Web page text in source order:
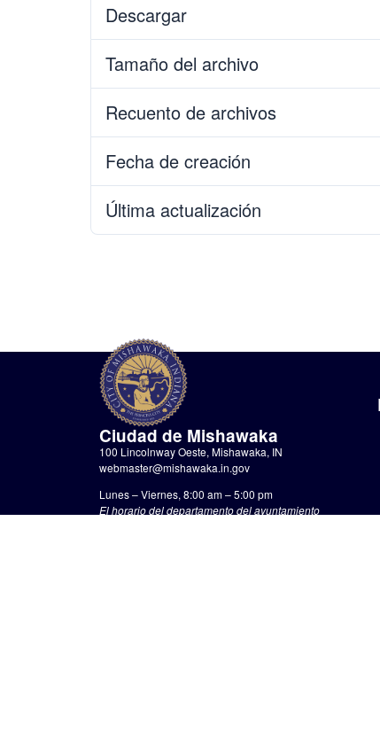
Descargar
Tamaño del archivo
Recuento de archivos
Fecha de creación
Última actualización
Ciudad de Mishawaka
100 Lincolnway Oeste, Mishawaka, IN
webmaster@mishawaka.in.gov
Lunes – Viernes, 8:00 am – 5:00 pm
El horario del departamento del ayuntamiento